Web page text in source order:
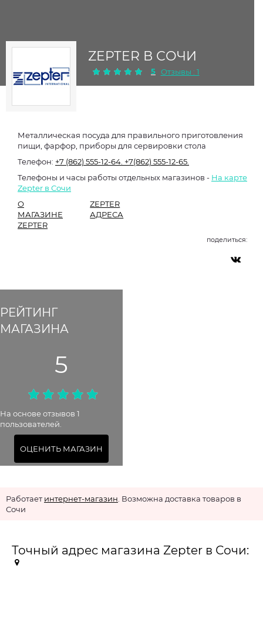
ZEPTER В СОЧИ
5 Отзывы : 1
РЕЙТИНГ
МАГАЗИНА
5
На основе отзывов 1
пользователей.
ОЦЕНИТЬ МАГАЗИН
Металлическая посуда для правильного приготовления
пищи, фарфор, приборы для сервировки стола
Телефон: +7 (862) 555-12-64. +7(862) 555-12-65.
Телефоны и часы работы отдельных магазинов - На карте
Zepter в Сочи
О
МАГАЗИНЕ
ZEPTER
ZEPTER
АДРЕСА
поделиться:
Работаетинтернет-магазин . Возможна доставка товаров в
Сочи
Точный адрес магазина Zepter в Сочи: